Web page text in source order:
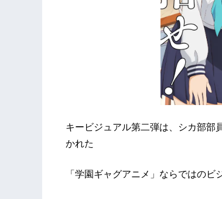
キービジュアル第二弾は、シカ部部
かれた
「学園ギャグアニメ」ならではのビ